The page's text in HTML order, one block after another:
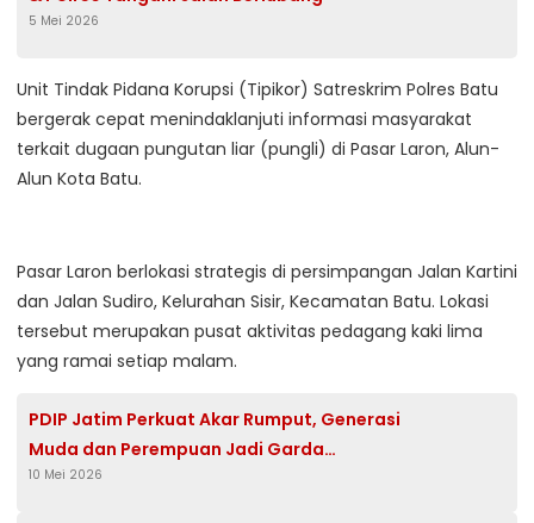
5 Mei 2026
Unit Tindak Pidana Korupsi (Tipikor) Satreskrim Polres Batu
bergerak cepat menindaklanjuti informasi masyarakat
terkait dugaan pungutan liar (pungli) di Pasar Laron, Alun-
Alun Kota Batu.
Pasar Laron berlokasi strategis di persimpangan Jalan Kartini
dan Jalan Sudiro, Kelurahan Sisir, Kecamatan Batu. Lokasi
tersebut merupakan pusat aktivitas pedagang kaki lima
yang ramai setiap malam.
PDIP Jatim Perkuat Akar Rumput, Generasi
Muda dan Perempuan Jadi Garda
Terdepan PAC
10 Mei 2026